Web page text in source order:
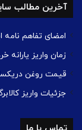
آخرین مطالب
امضای تفاهم نامه
زمان واریز یارانه
قیمت روغن
جزئیات واریز